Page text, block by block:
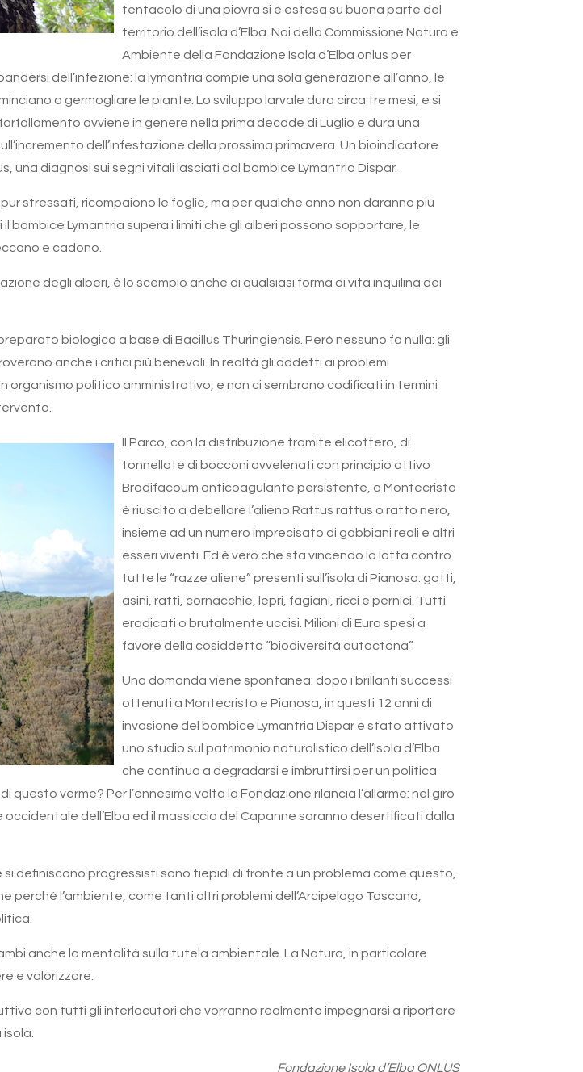
tentacolo di una piovra si è estesa su buona parte del
territorio dell’isola d’Elba. Noi della Commissione Natura e
Ambiente della Fondazione Isola d’Elba onlus per
dell’infezione: la lymantria compie una sola generazione all’anno, le
a germogliare le piante. Lo sviluppo larvale dura circa tre mesi, e si
avviene in genere nella prima decade di Luglio e dura una
dell’infestazione della prossima primavera. Un bioindicatore
una diagnosi sui segni vitali lasciati dal bombice Lymantria Dispar.
stressati, ricompaiono le foglie, ma per qualche anno non daranno più
bombice Lymantria supera i limiti che gli alberi possono sopportare, le
e cadono.
degli alberi, è lo scempio anche di qualsiasi forma di vita inquilina dei
biologico a base di Bacillus Thuringiensis. Però nessuno fa nulla: gli
anche i critici più benevoli. In realtà gli addetti ai problemi
organismo politico amministrativo, e non ci sembrano codificati in termini
Il Parco, con la distribuzione tramite elicottero, di
tonnellate di bocconi avvelenati con principio attivo
Brodifacoum anticoagulante persistente, a Montecristo
è riuscito a debellare l’alieno Rattus rattus o ratto nero,
insieme ad un numero imprecisato di gabbiani reali e altri
esseri viventi. Ed è vero che sta vincendo la lotta contro
tutte le “razze aliene” presenti sull’isola di Pianosa: gatti,
asini, ratti, cornacchie, lepri, fagiani, ricci e pernici. Tutti
eradicati o brutalmente uccisi. Milioni di Euro spesi a
favore della cosiddetta “biodiversità autoctona”.
Una domanda viene spontanea: dopo i brillanti successi
ottenuti a Montecristo e Pianosa, in questi 12 anni di
invasione del bombice Lymantria Dispar è stato attivato
uno studio sul patrimonio naturalistico dell’Isola d’Elba
che continua a degradarsi e imbruttirsi per un politica
verme? Per l’ennesima volta la Fondazione rilancia l’allarme: nel giro
dell’Elba ed il massiccio del Capanne saranno desertificati dalla
definiscono progressisti sono tiepidi di fronte a un problema come questo,
perché l’ambiente, come tanti altri problemi dell’Arcipelago Toscano,
anche la mentalità sulla tutela ambientale. La Natura, in particolare
e valorizzare.
con tutti gli interlocutori che vorranno realmente impegnarsi a riportare
Fondazione Isola d’Elba ONLUS